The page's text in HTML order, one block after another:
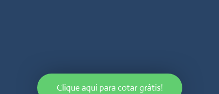
Clique aqui para cotar grátis!